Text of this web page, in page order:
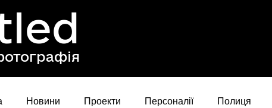
Новини Проекти Персоналії Полиця